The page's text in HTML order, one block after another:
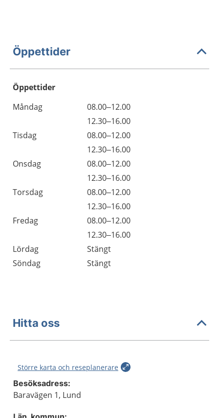
Öppettider
Öppettider
Dag
Öppettider
Kommentarer
Måndag
08.00–12.00
12.30–16.00
Tisdag
08.00–12.00
12.30–16.00
Onsdag
08.00–12.00
12.30–16.00
Torsdag
08.00–12.00
12.30–16.00
Fredag
08.00–12.00
12.30–16.00
Lördag
Stängt
Söndag
Stängt
Hitta oss
Större karta och reseplanerare
Besöksadress:
Baravägen 1, Lund